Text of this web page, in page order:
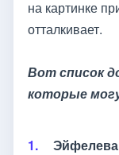
на картинке
отталкивает.
Вот список
которые